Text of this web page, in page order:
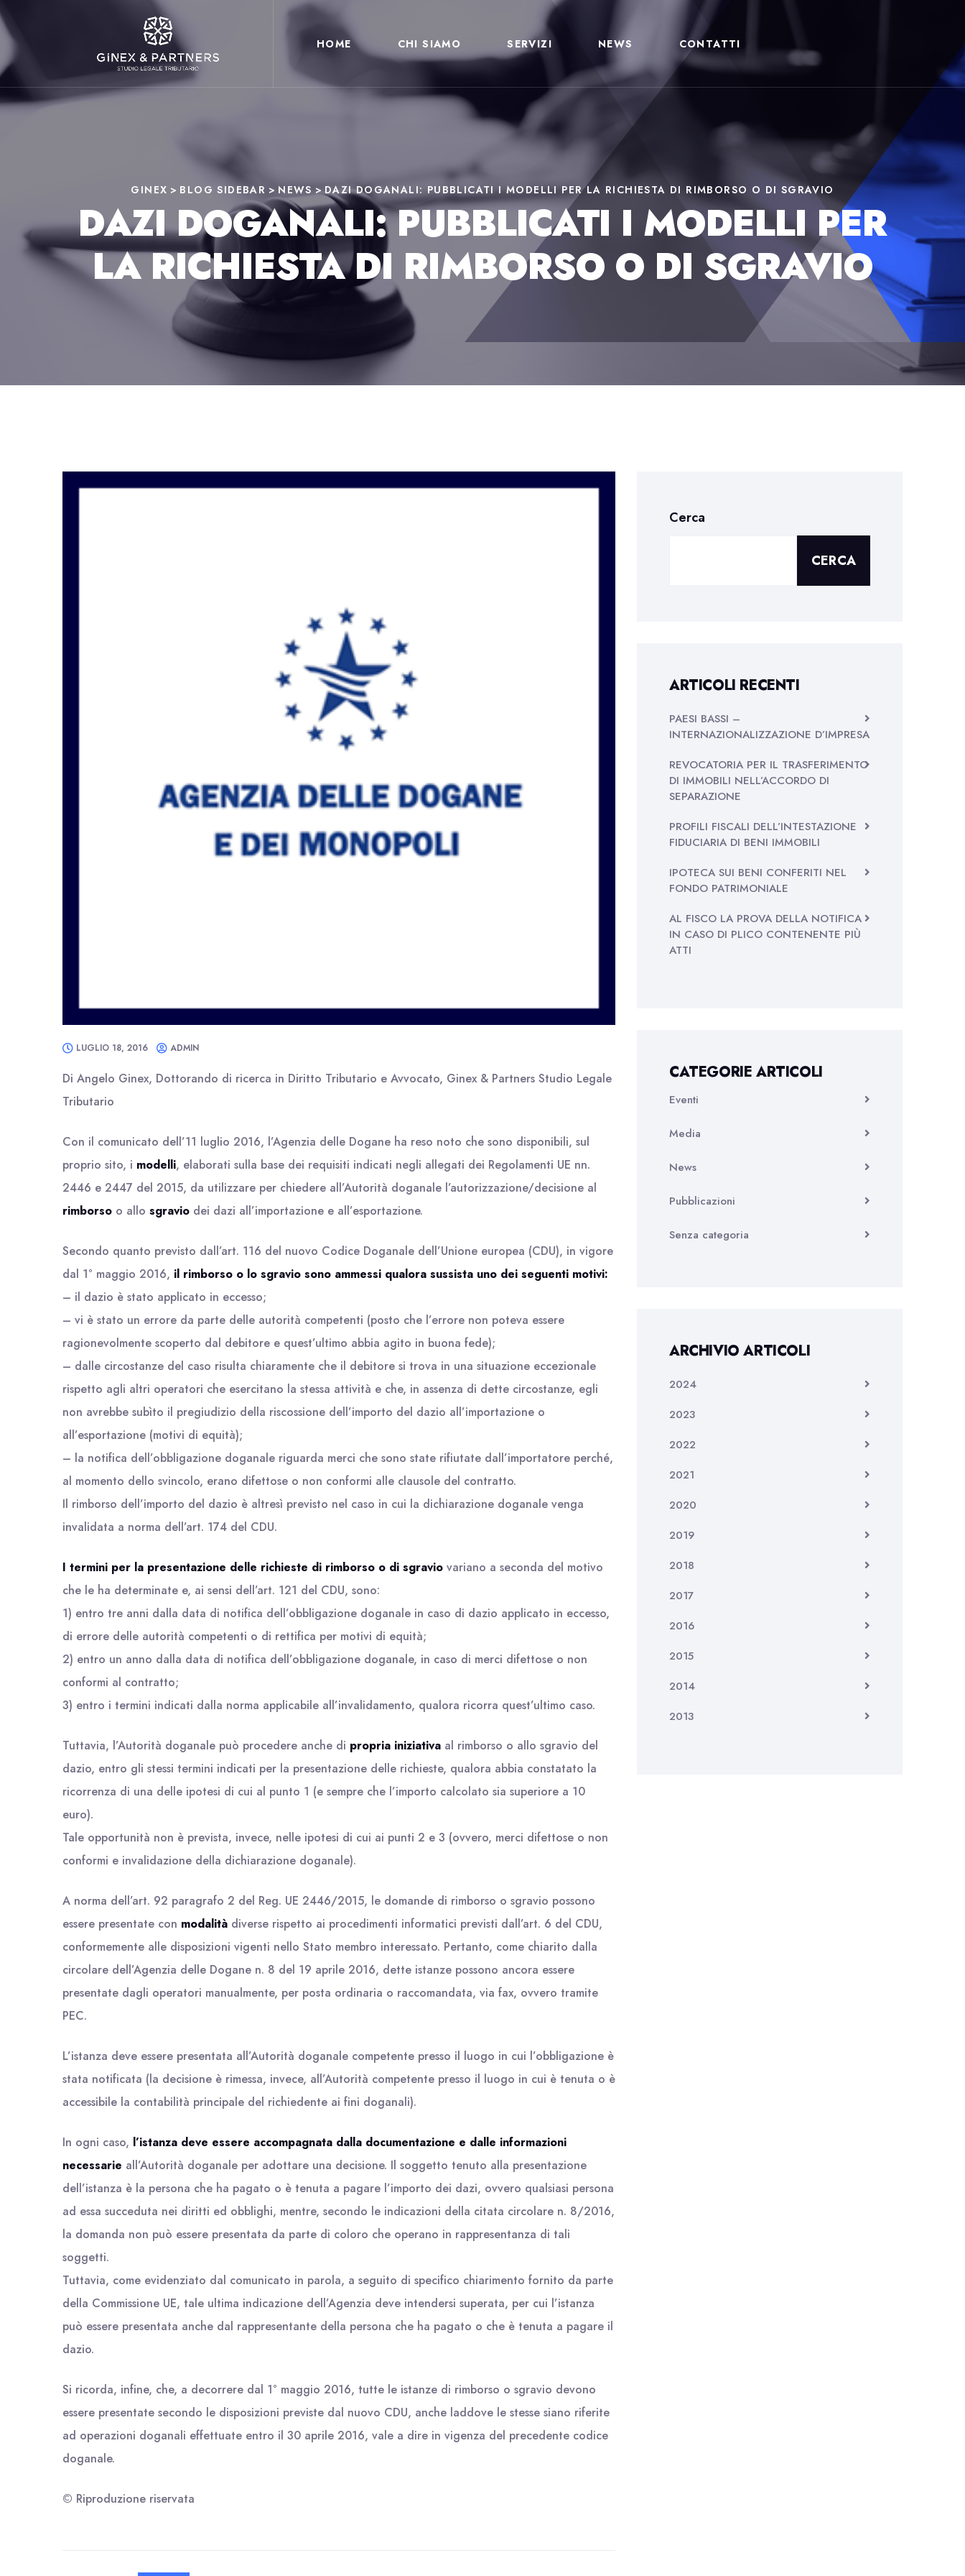
HOME CHI SIAMO SERVIZI NEWS CONTATTI
GINEX > BLOG SIDEBAR > NEWS > DAZI DOGANALI: PUBBLICATI I MODELLI PER LA RICHIESTA DI RIMBORSO O DI SGRAVIO
DAZI DOGANALI: PUBBLICATI I MODELLI PER
LA RICHIESTA DI RIMBORSO O DI SGRAVIO
LUGLIO 18, 2016 ADMIN
Di Angelo Ginex, Dottorando di ricerca in Diritto Tributario e Avvocato, Ginex & Partners Studio Legale
Tributario
Con il comunicato dell’11 luglio 2016, l’Agenzia delle Dogane ha reso noto che sono disponibili, sul
proprio sito, i modelli, elaborati sulla base dei requisiti indicati negli allegati dei Regolamenti UE nn.
2446 e 2447 del 2015, da utilizzare per chiedere all’Autorità doganale l’autorizzazione/decisione al
rimborso o allo sgravio dei dazi all’importazione e all’esportazione.
Secondo quanto previsto dall’art. 116 del nuovo Codice Doganale dell’Unione europea (CDU), in vigore
dal 1° maggio 2016, il rimborso o lo sgravio sono ammessi qualora sussista uno dei seguenti motivi:
– il dazio è stato applicato in eccesso;
– vi è stato un errore da parte delle autorità competenti (posto che l’errore non poteva essere
ragionevolmente scoperto dal debitore e quest’ultimo abbia agito in buona fede);
– dalle circostanze del caso risulta chiaramente che il debitore si trova in una situazione eccezionale
rispetto agli altri operatori che esercitano la stessa attività e che, in assenza di dette circostanze, egli
non avrebbe subìto il pregiudizio della riscossione dell’importo del dazio all’importazione o
all’esportazione (motivi di equità);
– la notifica dell’obbligazione doganale riguarda merci che sono state rifiutate dall’importatore perché,
al momento dello svincolo, erano difettose o non conformi alle clausole del contratto.
Il rimborso dell’importo del dazio è altresì previsto nel caso in cui la dichiarazione doganale venga
invalidata a norma dell’art. 174 del CDU.
I termini per la presentazione delle richieste di rimborso o di sgravio variano a seconda del motivo
che le ha determinate e, ai sensi dell’art. 121 del CDU, sono:
1) entro tre anni dalla data di notifica dell’obbligazione doganale in caso di dazio applicato in eccesso,
di errore delle autorità competenti o di rettifica per motivi di equità;
2) entro un anno dalla data di notifica dell’obbligazione doganale, in caso di merci difettose o non
conformi al contratto;
3) entro i termini indicati dalla norma applicabile all’invalidamento, qualora ricorra quest’ultimo caso.
Tuttavia, l’Autorità doganale può procedere anche di propria iniziativa al rimborso o allo sgravio del
dazio, entro gli stessi termini indicati per la presentazione delle richieste, qualora abbia constatato la
ricorrenza di una delle ipotesi di cui al punto 1 (e sempre che l’importo calcolato sia superiore a 10
euro).
Tale opportunità non è prevista, invece, nelle ipotesi di cui ai punti 2 e 3 (ovvero, merci difettose o non
conformi e invalidazione della dichiarazione doganale).
A norma dell’art. 92 paragrafo 2 del Reg. UE 2446/2015, le domande di rimborso o sgravio possono
essere presentate con modalità diverse rispetto ai procedimenti informatici previsti dall’art. 6 del CDU,
conformemente alle disposizioni vigenti nello Stato membro interessato. Pertanto, come chiarito dalla
circolare dell’Agenzia delle Dogane n. 8 del 19 aprile 2016, dette istanze possono ancora essere
presentate dagli operatori manualmente, per posta ordinaria o raccomandata, via fax, ovvero tramite
PEC.
L’istanza deve essere presentata all’Autorità doganale competente presso il luogo in cui l’obbligazione è
stata notificata (la decisione è rimessa, invece, all’Autorità competente presso il luogo in cui è tenuta o è
accessibile la contabilità principale del richiedente ai fini doganali).
In ogni caso, l’istanza deve essere accompagnata dalla documentazione e dalle informazioni
necessarie all’Autorità doganale per adottare una decisione. Il soggetto tenuto alla presentazione
dell’istanza è la persona che ha pagato o è tenuta a pagare l’importo dei dazi, ovvero qualsiasi persona
ad essa succeduta nei diritti ed obblighi, mentre, secondo le indicazioni della citata circolare n. 8/2016,
la domanda non può essere presentata da parte di coloro che operano in rappresentanza di tali
soggetti.
Tuttavia, come evidenziato dal comunicato in parola, a seguito di specifico chiarimento fornito da parte
della Commissione UE, tale ultima indicazione dell’Agenzia deve intendersi superata, per cui l’istanza
può essere presentata anche dal rappresentante della persona che ha pagato o che è tenuta a pagare il
dazio.
Si ricorda, infine, che, a decorrere dal 1° maggio 2016, tutte le istanze di rimborso o sgravio devono
essere presentate secondo le disposizioni previste dal nuovo CDU, anche laddove le stesse siano riferite
ad operazioni doganali effettuate entro il 30 aprile 2016, vale a dire in vigenza del precedente codice
doganale.
© Riproduzione riservata
Cerca
CERCA
ARTICOLI RECENTI
PAESI BASSI –
INTERNAZIONALIZZAZIONE D’IMPRESA
REVOCATORIA PER IL TRASFERIMENTO
DI IMMOBILI NELL’ACCORDO DI
SEPARAZIONE
PROFILI FISCALI DELL’INTESTAZIONE
FIDUCIARIA DI BENI IMMOBILI
IPOTECA SUI BENI CONFERITI NEL
FONDO PATRIMONIALE
AL FISCO LA PROVA DELLA NOTIFICA
IN CASO DI PLICO CONTENENTE PIÙ
ATTI
CATEGORIE ARTICOLI
Eventi
Media
News
Pubblicazioni
Senza categoria
ARCHIVIO ARTICOLI
2024
2023
2022
2021
2020
2019
2018
2017
2016
2015
2014
2013